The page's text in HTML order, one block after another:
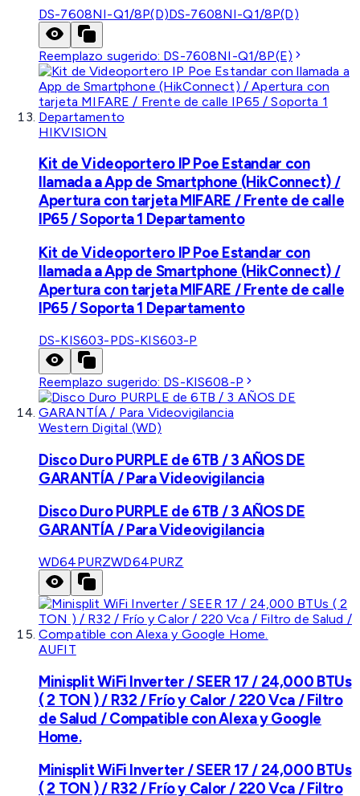
DS-7608NI-Q1/8P(D)DS-7608NI-Q1/8P(D)
Reemplazo sugerido: DS-7608NI-Q1/8P(E)
HIKVISION
Kit de Videoportero IP Poe Estandar con
llamada a App de Smartphone (HikConnect) /
Apertura con tarjeta MIFARE / Frente de calle
IP65 / Soporta 1 Departamento
Kit de Videoportero IP Poe Estandar con
llamada a App de Smartphone (HikConnect) /
Apertura con tarjeta MIFARE / Frente de calle
IP65 / Soporta 1 Departamento
DS-KIS603-PDS-KIS603-P
Reemplazo sugerido: DS-KIS608-P
Western Digital (WD)
Disco Duro PURPLE de 6TB / 3 AÑOS DE
GARANTÍA / Para Videovigilancia
Disco Duro PURPLE de 6TB / 3 AÑOS DE
GARANTÍA / Para Videovigilancia
WD64PURZWD64PURZ
AUFIT
Minisplit WiFi Inverter / SEER 17 / 24,000 BTUs
( 2 TON ) / R32 / Frío y Calor / 220 Vca / Filtro
de Salud / Compatible con Alexa y Google
Home.
Minisplit WiFi Inverter / SEER 17 / 24,000 BTUs
( 2 TON ) / R32 / Frío y Calor / 220 Vca / Filtro